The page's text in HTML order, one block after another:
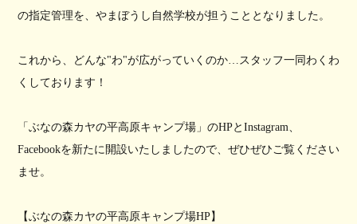
の指定管理を、 やまぼうし自然学校が担うこととなりました。
これから、どんな"わ"が広がっていくのか…スタッフ一同わくわ
くしております！
「ぶなの森カヤの平高原キャンプ場」 のHPとInstagram、
Facebookを新たに開設いたしましたので、 ぜひぜひご覧ください
ませ。
【ぶなの森カヤの平高原キャンプ場HP】